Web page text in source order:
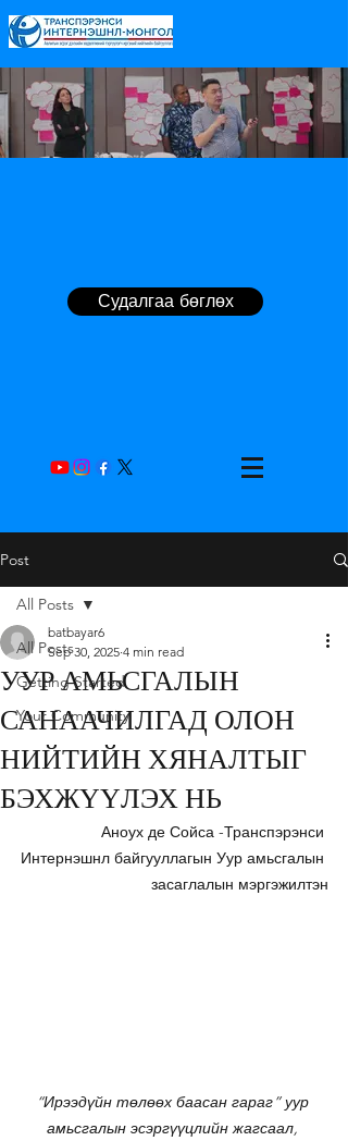
Судалгаа бөглөх
Post
All Posts
Getting Started
Your Community
All Posts
УУР АМЬСГАЛЫН
САНААЧИЛГАД ОЛОН
НИЙТИЙН ХЯНАЛТЫГ
БЭХЖҮҮЛЭХ НЬ
batbayar6
Sep 30, 2025 4 min read
Аноух де Сойса -Транспэрэнси
Интернэшнл байгууллагын Уур амьсгалын
засаглалын мэргэжилтэн
“Ирээдүйн төлөөх баасан гараг” уур
амьсгалын эсэргүүцлийн жагсаал,